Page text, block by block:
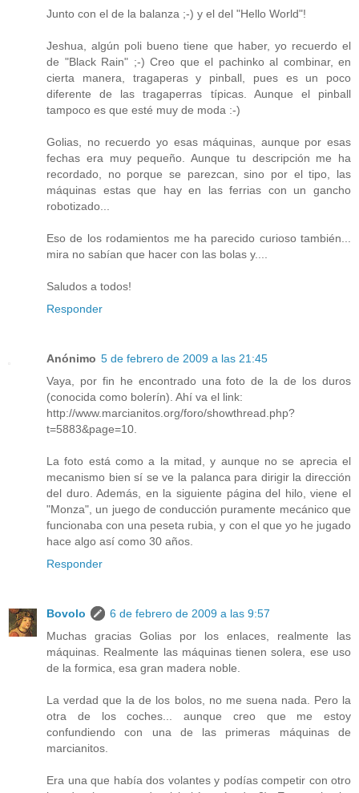
Junto con el de la balanza ;-) y el del "Hello World"!
Jeshua, algún poli bueno tiene que haber, yo recuerdo el
de "Black Rain" ;-) Creo que el pachinko al combinar, en
cierta manera, tragaperas y pinball, pues es un poco
diferente de las tragaperras típicas. Aunque el pinball
tampoco es que esté muy de moda :-)
Golias, no recuerdo yo esas máquinas, aunque por esas
fechas era muy pequeño. Aunque tu descripción me ha
recordado, no porque se parezcan, sino por el tipo, las
máquinas estas que hay en las ferrias con un gancho
robotizado...
Eso de los rodamientos me ha parecido curioso también...
mira no sabían que hacer con las bolas y....
Saludos a todos!
Responder
Anónimo 5 de febrero de 2009 a las 21:45
Vaya, por fin he encontrado una foto de la de los duros
(conocida como bolerín). Ahí va el link:
http://www.marcianitos.org/foro/showthread.php?
t=5883&page=10.
La foto está como a la mitad, y aunque no se aprecia el
mecanismo bien sí se ve la palanca para dirigir la dirección
del duro. Además, en la siguiente página del hilo, viene el
"Monza", un juego de conducción puramente mecánico que
funcionaba con una peseta rubia, y con el que yo he jugado
hace algo así como 30 años.
Responder
Bovolo
6 de febrero de 2009 a las 9:57
Muchas gracias Golias por los enlaces, realmente las
máquinas. Realmente las máquinas tienen solera, ese uso
de la formica, esa gran madera noble.
La verdad que la de los bolos, no me suena nada. Pero la
otra de los coches... aunque creo que me estoy
confundiendo con una de las primeras máquinas de
marcianitos.
Era una que había dos volantes y podías competir con otro